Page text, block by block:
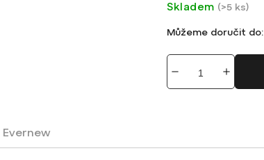
Skladem (>5 ks)
Můžeme doručit do:
Evernew